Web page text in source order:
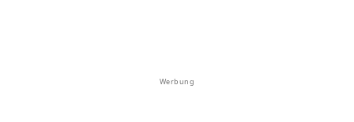
Werbung